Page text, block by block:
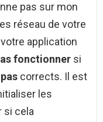
pas sur mon
réseau de votre
application
fonctionner si
pas corrects. Il est
les
si cela